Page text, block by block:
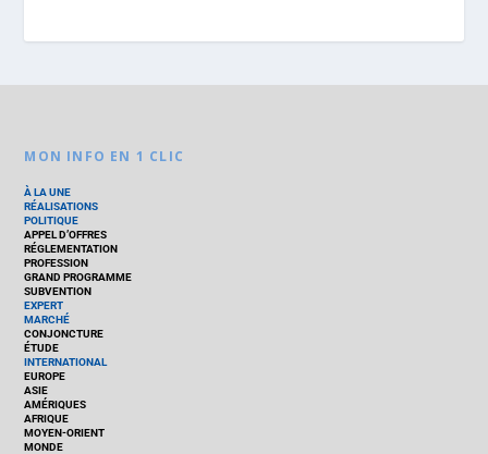
MON INFO EN 1 CLIC
À LA UNE
RÉALISATIONS
POLITIQUE
APPEL D’OFFRES
RÉGLEMENTATION
PROFESSION
GRAND PROGRAMME
SUBVENTION
EXPERT
MARCHÉ
CONJONCTURE
ÉTUDE
INTERNATIONAL
EUROPE
ASIE
AMÉRIQUES
AFRIQUE
MOYEN-ORIENT
MONDE